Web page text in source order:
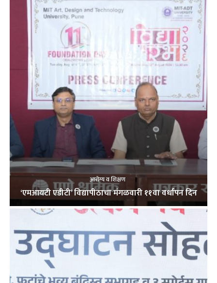
आरोग्य व शिक्षण
‘एमआयटी एडीटी’ विद्यापीठाचा मंगळवारी ११वा वर्धापन दिन